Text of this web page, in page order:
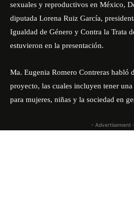
sexuales y reproductivos en México,
diputada Lorena Ruiz García,
Igualdad de Género y Contra la Trata
estuvieron en la presentación.
Ma. Eugenia Romero Contreras habló
proyecto, las cuales incluyen tener
para mujeres, niñas y la sociedad en
- Advertisement -